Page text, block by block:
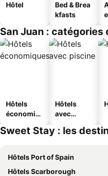
Hôtel
Bed & Brea
kfasts
San Juan : catégories
Hôtels
économiq
Hôtels
avec
Sweet Stay : les
Hôtels Port of Spain
Hôtels Scarborough